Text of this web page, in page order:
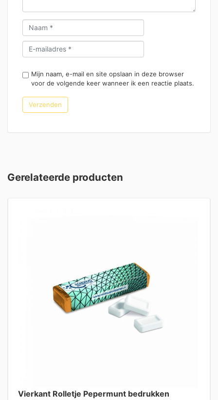
Mijn naam, e-mail en site opslaan in deze browser
voor de volgende keer wanneer ik een reactie plaats.
Gerelateerde producten
Vierkant Rolletje Pepermunt bedrukken